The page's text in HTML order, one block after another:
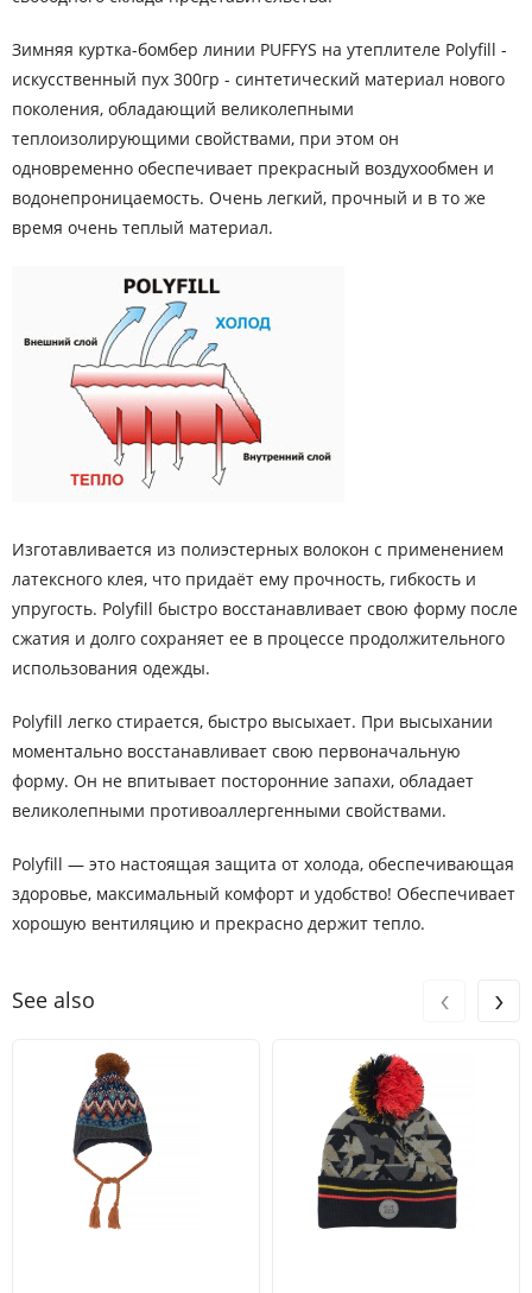
Зимняя куртка-бомбер линии PUFFYS на утеплителе Polyfill -
искусственный пух 300гр - синтетический материал нового
поколения, обладающий великолепными
теплоизолирующими свойствами, при этом он
одновременно обеспечивает прекрасный воздухообмен и
водонепроницаемость. Очень легкий, прочный и в то же
время очень теплый материал.
Изготавливается из полиэстерных волокон с применением
латексного клея, что придаёт ему прочность, гибкость и
упругость. Polyfill быстро восстанавливает свою форму после
сжатия и долго сохраняет ее в процессе продолжительного
использования одежды.
Polyfill легко стирается, быстро высыхает. При высыхании
моментально восстанавливает свою первоначальную
форму. Он не впитывает посторонние запахи, обладает
великолепными противоаллергенными свойствами.
Polyfill — это настоящая защита от холода, обеспечивающая
здоровье, максимальный комфорт и удобство! Обеспечивает
хорошую вентиляцию и прекрасно держит тепло.
See also ‹ ›